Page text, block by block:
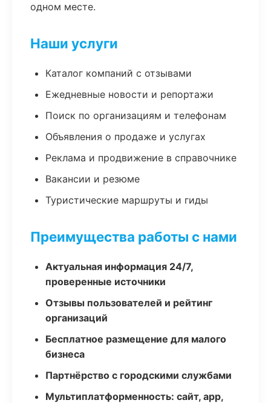
одном месте.
Наши услуги
Каталог компаний с отзывами
Ежедневные новости и репортажи
Поиск по организациям и телефонам
Объявления о продаже и услугах
Реклама и продвижение в справочнике
Вакансии и резюме
Туристические маршруты и гиды
Преимущества работы с нами
Актуальная информация 24/7,
проверенные источники
Отзывы пользователей и рейтинг
организаций
Бесплатное размещение для малого
бизнеса
Партнёрство с городскими службами
Мультиплатформенность: сайт, app,